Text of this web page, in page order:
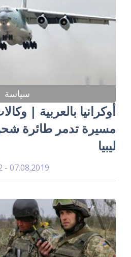
سياسة
أوكرانيا بالعربية |
مسيرة تدمر طائرة
ليبيا
07.08.2019 - 10:22